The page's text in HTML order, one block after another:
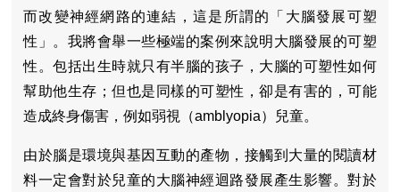
而改變神經網路的連結，這是所謂的「大腦發展可塑
性」。我將會舉一些極端的案例來說明大腦發展的可塑
性。包括出生時就只有半腦的孩子，大腦的可塑性如何
幫助他生存；但也是同樣的可塑性，卻是有害的，可能
造成終身傷害，例如弱視（amblyopia）兒童。
由於腦是環境與基因互動的產物，接觸到大量的閱讀材
料一定會對於兒童的大腦神經迴路發展產生影響。對於